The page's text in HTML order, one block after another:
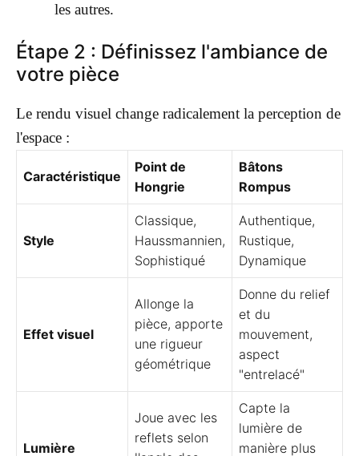
les autres.
Étape 2 : Définissez l'ambiance de
votre pièce
Le rendu visuel change radicalement la perception de
l'espace :
Caractéristique
Point de
Hongrie
Bâtons
Rompus
Style
Classique,
Haussmannien,
Sophistiqué
Authentique,
Rustique,
Dynamique
Effet visuel
Allonge la
pièce, apporte
une rigueur
géométrique
Donne du relief
et du
mouvement,
aspect
"entrelacé"
Lumière
Joue avec les
reflets selon
Capte la
lumière de
manière plus